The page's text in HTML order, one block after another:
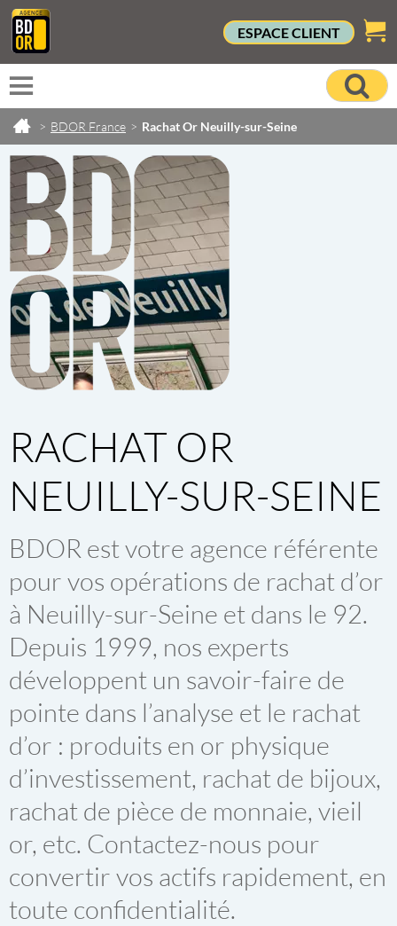
ESPACE CLIENT
> BDOR France > Rachat Or Neuilly-sur-Seine
RACHAT OR
NEUILLY-SUR-SEINE
BDOR est votre agence référente
pour vos opérations de rachat d’or
à Neuilly-sur-Seine et dans le 92.
Depuis 1999, nos experts
développent un savoir-faire de
pointe dans l’analyse et le rachat
d’or : produits en or physique
d’investissement, rachat de bijoux,
rachat de pièce de monnaie, vieil
or, etc. Contactez-nous pour
convertir vos actifs rapidement, en
toute confidentialité.